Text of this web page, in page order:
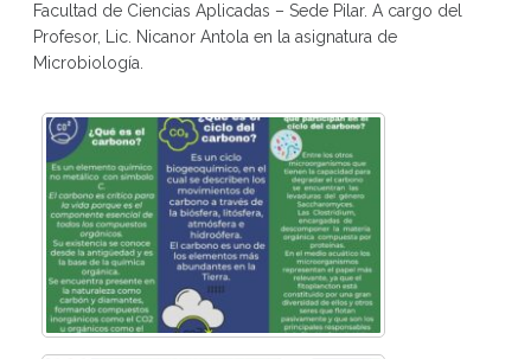
Facultad de Ciencias Aplicadas – Sede Pilar. A cargo del
Profesor, Lic. Nicanor Antola en la asignatura de
Microbiología.